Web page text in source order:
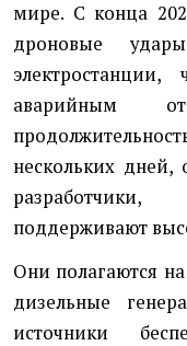
мире. С конца
дроновые
аварийным
нескольких
поддерживают
Они полагаются на
дизельные
источники